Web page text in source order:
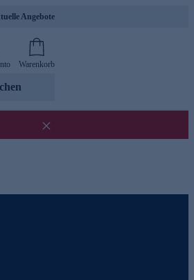
Angebote
Warenkorb